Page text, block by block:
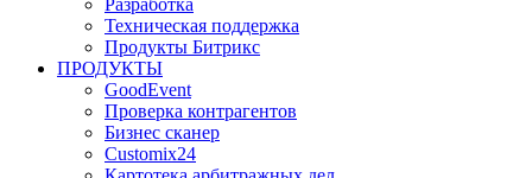
Разработка
Техническая поддержка
Продукты Битрикс
ПРОДУКТЫ
GoodEvent
Проверка контрагентов
Бизнес сканер
Customix24